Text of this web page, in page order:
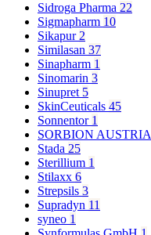
Sidroga Pharma 22
Sigmapharm 10
Sikapur 2
Similasan 37
Sinapharm 1
Sinomarin 3
Sinupret 5
SkinCeuticals 45
Sonnentor 1
SORBION AUSTRIA
Stada 25
Sterillium 1
Stilaxx 6
Strepsils 3
Supradyn 11
syneo 1